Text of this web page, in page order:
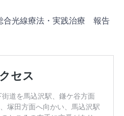
合光線療法・実践治療 報告